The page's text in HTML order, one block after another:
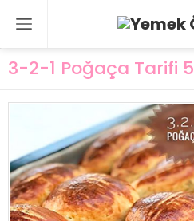
3-2-1 Poğaça Tarifi 5